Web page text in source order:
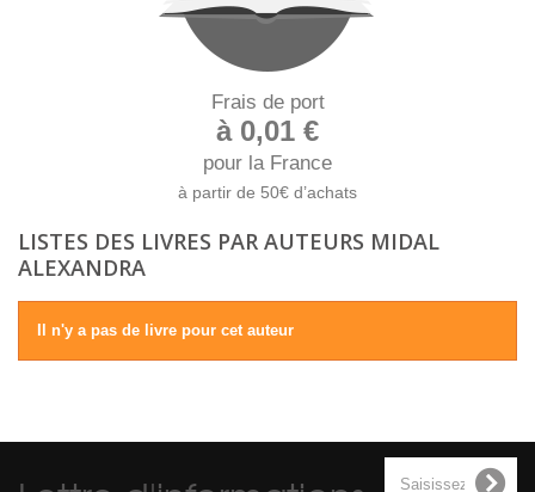
Frais de port
à 0,01 €
pour la France
à partir de 50€ d’achats
LISTES DES LIVRES PAR AUTEURS MIDAL
ALEXANDRA
Il n'y a pas de livre pour cet auteur